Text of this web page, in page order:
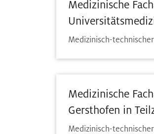
Medizinische
Medizinisch-
Medizinische
Gersthofen in
Medizinisch-